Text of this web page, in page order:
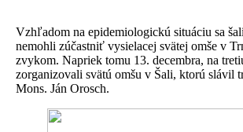
Vzhľadom na epidemiologickú situáciu sa
nemohli zúčastniť vysielacej svätej omše v
zvykom. Napriek tomu 13. decembra, na
zorganizovali svätú omšu v Šali, ktorú slávil
Mons. Ján Orosch.